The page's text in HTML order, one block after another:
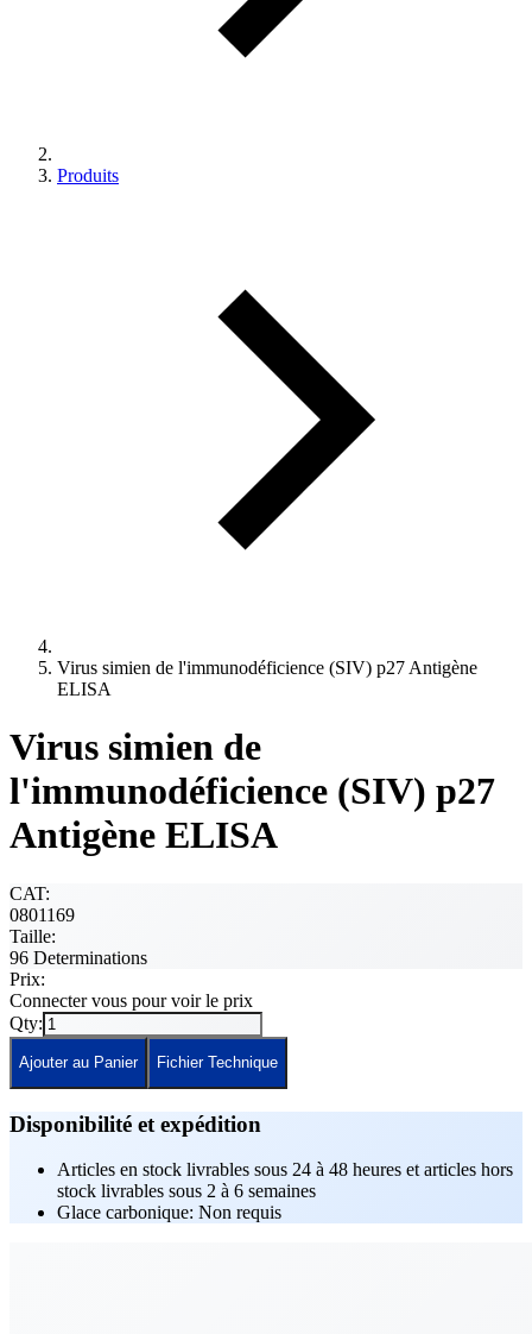
Produits
Virus simien de l'immunodéficience (SIV) p27 Antigène
ELISA
Virus simien de
l'immunodéficience (SIV) p27
Antigène ELISA
CAT:
0801169
Taille:
96 Determinations
Prix:
Connecter vous pour voir le prix
Qty:
Ajouter au Panier Fichier Technique
Disponibilité et expédition
Articles en stock livrables sous 24 à 48 heures et articles hors
stock livrables sous 2 à 6 semaines
Glace carbonique: Non requis